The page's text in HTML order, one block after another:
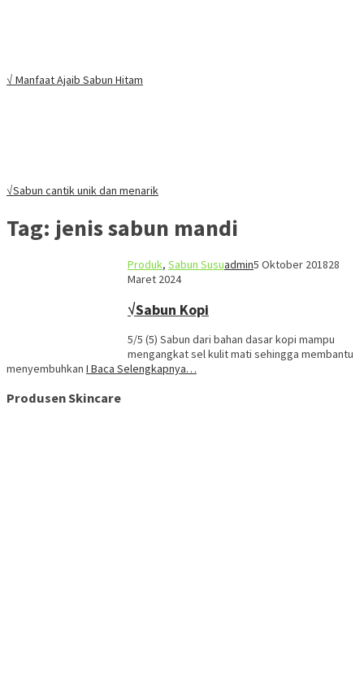
√ Manfaat Ajaib Sabun Hitam
√Sabun cantik unik dan menarik
Tag: jenis sabun mandi
Produk, Sabun Susuadmin5 Oktober 201828
Maret 2024
√Sabun Kopi
5/5 (5) Sabun dari bahan dasar kopi mampu
mengangkat sel kulit mati sehingga membantu
menyembuhkan I Baca Selengkapnya…
Produsen Skincare